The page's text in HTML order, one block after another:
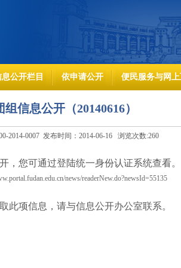
息公开栏目 依申请公开 便民服务与网
信息公开（20140616）
2014-0007 发布时间：2014-06-16 浏览次数:260
，您可通过登陆统一身份认证系统查看。
news/readerNew.do?newsId=55135
此项信息，请与信息公开办公室联系。